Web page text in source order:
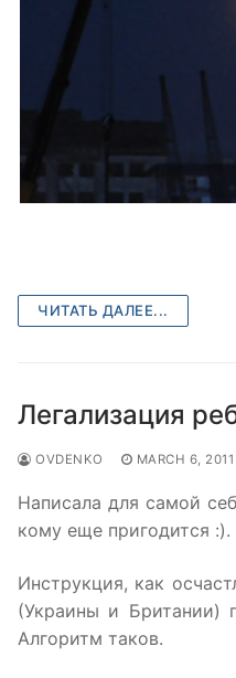
ЧИТАТЬ ДАЛЕЕ...
Легализация
OVDENKO MARCH 6, 2011
Написала для самой
кому еще пригодится :).
Инструкция, как
(Украины и Британии)
Алгоритм таков.